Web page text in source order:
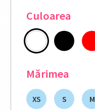
Culoarea
Mărimea
XS S M